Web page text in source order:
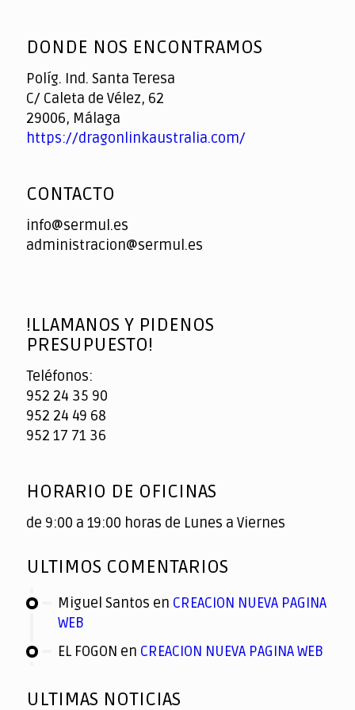
of
DONDE NOS ENCONTRAMOS
Políg. Ind. Santa Teresa
C/ Caleta de Vélez, 62
29006, Málaga
https://dragonlinkaustralia.com/
CONTACTO
info@sermul.es
administracion@sermul.es
!LLAMANOS Y PIDENOS
PRESUPUESTO!
Teléfonos:
952 24 35 90
952 24 49 68
952 17 71 36
HORARIO DE OFICINAS
de 9:00 a 19:00 horas de Lunes a Viernes
ULTIMOS COMENTARIOS
Miguel Santos en CREACION NUEVA PAGINA
WEB
EL FOGON en CREACION NUEVA PAGINA WEB
ULTIMAS NOTICIAS